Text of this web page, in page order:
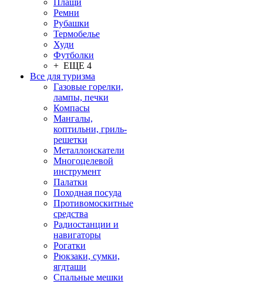
Плащи
Ремни
Рубашки
Термобелье
Худи
Футболки
+ ЕЩЕ 4
Все для туризма
Газовые горелки,
лампы, печки
Компасы
Мангалы,
коптильни, гриль-
решетки
Металлоискатели
Многоцелевой
инструмент
Палатки
Походная посуда
Противомоскитные
средства
Радиостанции и
навигаторы
Рогатки
Рюкзаки, сумки,
ягдташи
Спальные мешки